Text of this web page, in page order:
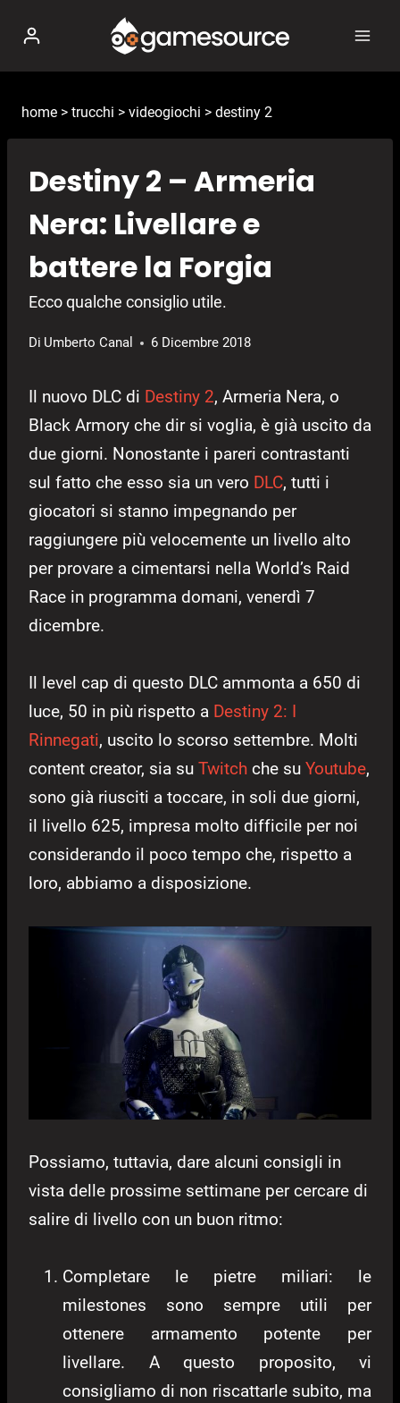
contenuto
home > trucchi > videogiochi > destiny 2
Destiny 2 – Armeria
Nera: Livellare e
battere la Forgia
Ecco qualche consiglio utile.
Di Umberto Canal 6 Dicembre 2018
Il nuovo DLC di Destiny 2, Armeria Nera, o
Black Armory che dir si voglia, è già uscito da
due giorni. Nonostante i pareri contrastanti
sul fatto che esso sia un vero DLC, tutti i
giocatori si stanno impegnando per
raggiungere più velocemente un livello alto
per provare a cimentarsi nella World’s Raid
Race in programma domani, venerdì 7
dicembre.
Il level cap di questo DLC ammonta a 650 di
luce, 50 in più rispetto a Destiny 2: I
Rinnegati, uscito lo scorso settembre. Molti
content creator, sia su Twitch che su Youtube,
sono già riusciti a toccare, in soli due giorni,
il livello 625, impresa molto difficile per noi
considerando il poco tempo che, rispetto a
loro, abbiamo a disposizione.
Possiamo, tuttavia, dare alcuni consigli in
vista delle prossime settimane per cercare di
salire di livello con un buon ritmo:
Completare le pietre miliari: le
milestones sono sempre utili per
ottenere armamento potente per
livellare. A questo proposito, vi
consigliamo di non riscattarle subito, ma